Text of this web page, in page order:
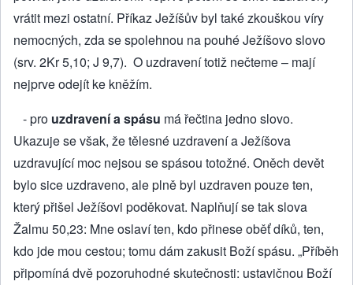
vrátit mezi ostatní. Příkaz Ježíšův byl také zkouškou víry
nemocných, zda se spolehnou na pouhé Ježíšovo slovo
(srv. 2Kr 5,10; J 9,7). O uzdravení totiž nečteme – mají
nejprve odejít ke kněžím.
- pro uzdravení a spásu má řečtina jedno slovo.
Ukazuje se však, že tělesné uzdravení a Ježíšo­va
uzdravující moc nejsou se spásou totožné. Oněch devět
bylo sice uzdraveno, ale plně byl uzdraven pouze ten,
který přišel Ježíšovi poděkovat. Naplňují se tak slova
Žalmu 50,23: Mne oslaví ten, kdo přinese oběť díků, ten,
kdo jde mou cestou; tomu dám zakusit Boží spásu. „Pří­běh
připomíná dvě pozoruhodné skutečnosti: ustavičnou Boží